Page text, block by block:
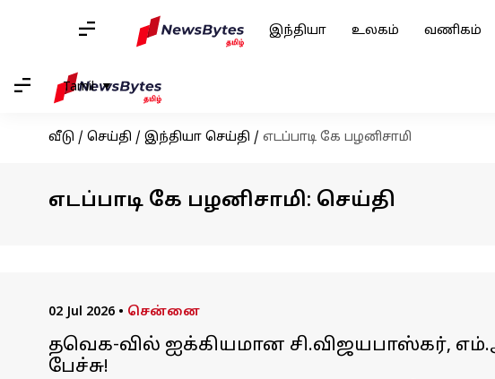
இந்தியா உலகம் வணிகம்
Tamil
வீடு / செய்தி / இந்தியா செய்தி / எடப்பாடி கே பழனிசாமி
எடப்பாடி கே பழனிசாமி: செய்தி
02 Jul 2026 • சென்னை
தவெக-வில் ஐக்கியமான சி.விஜயபாஸ்கர்,
பேச்சு!